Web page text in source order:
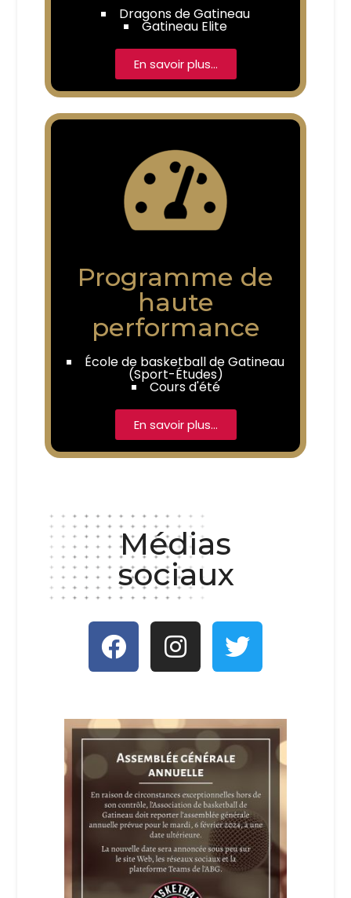
Dragons de Gatineau
Gatineau Elite
En savoir plus…
Programme de
haute
performance
École de basketball de Gatineau
(Sport-Études)
Cours d'été
En savoir plus…
Médias
sociaux
bbgatineau